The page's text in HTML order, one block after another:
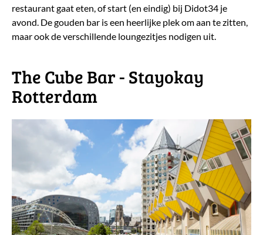
restaurant gaat eten, of start (en eindig) bij Didot34 je
avond. De gouden bar is een heerlijke plek om aan te zitten,
maar ook de verschillende loungezitjes nodigen uit.
The Cube Bar - Stayokay
Rotterdam